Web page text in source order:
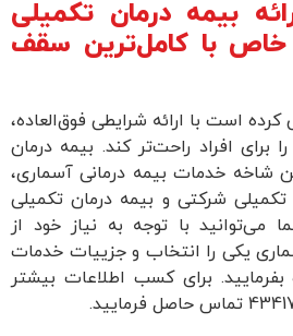
بیمه درمان تکمیلی
خاص با کامل‌ترین سقف
است با ارائه شرایطی فوق‌العاده،
برای افراد راحت‌تر کند. بیمه درمان
شاخه خدمات بیمه درمانی آسماری،
شرکتی و بیمه درمان تکمیلی
می‌توانید با توجه به نیاز خود از
یکی را انتخاب و جزییات خدمات
برای کسب اطلاعات بیشتر